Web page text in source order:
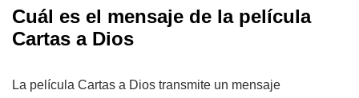
Cuál es el mensaje de la película
Cartas a Dios
La película Cartas a Dios transmite un mensaje